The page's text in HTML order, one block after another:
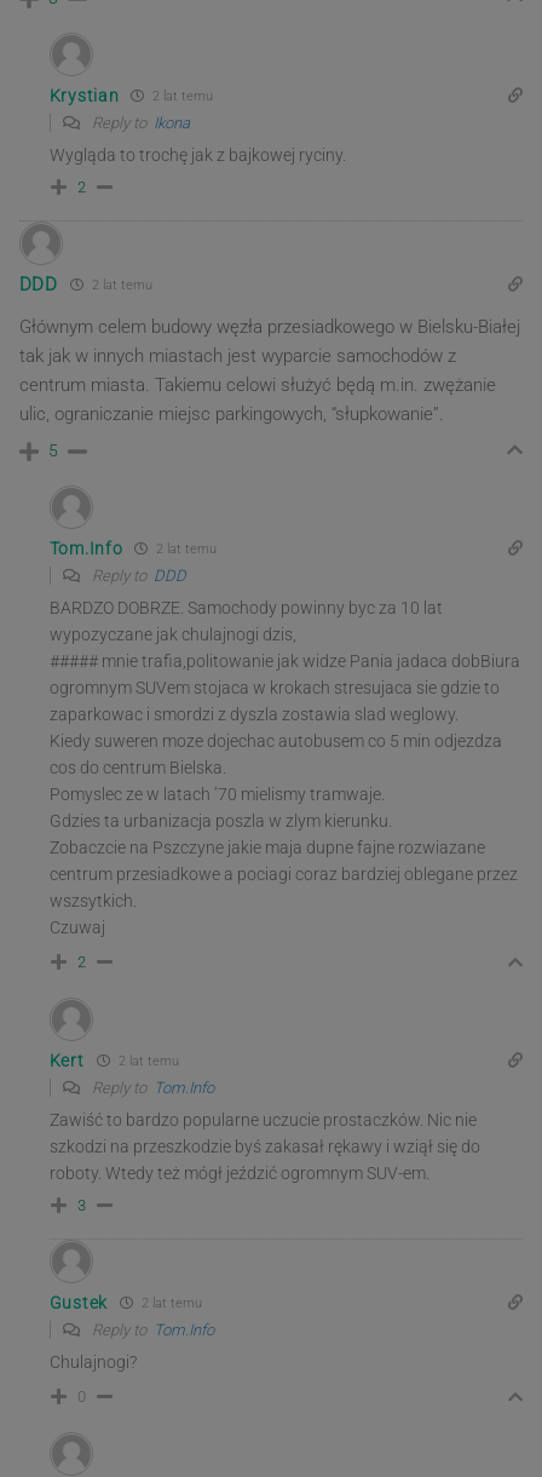
Krystian 2 lat temu
Reply to Ikona
Wygląda to trochę jak z bajkowej ryciny.
2
DDD 2 lat temu
Głównym celem budowy węzła przesiadkowego w Bielsku-Białej
tak jak w innych miastach jest wyparcie samochodów z
centrum miasta. Takiemu celowi służyć będą m.in. zwężanie
ulic, ograniczanie miejsc parkingowych, “słupkowanie”.
5
Tom.Info 2 lat temu
Reply to DDD
BARDZO DOBRZE. Samochody powinny byc za 10 lat
wypozyczane jak chulajnogi dzis,
##### mnie trafia,politowanie jak widze Pania jadaca dobBiura
ogromnym SUVem stojaca w krokach stresujaca sie gdzie to
zaparkowac i smordzi z dyszla zostawia slad weglowy.
Kiedy suweren moze dojechac autobusem co 5 min odjezdza
cos do centrum Bielska.
Pomyslec ze w latach ’70 mielismy tramwaje.
Gdzies ta urbanizacja poszla w zlym kierunku.
Zobaczcie na Pszczyne jakie maja dupne fajne rozwiazane
centrum przesiadkowe a pociagi coraz bardziej oblegane przez
wszsytkich.
Czuwaj
2
Kert 2 lat temu
Reply to Tom.Info
Zawiść to bardzo popularne uczucie prostaczków. Nic nie
szkodzi na przeszkodzie byś zakasał rękawy i wziął się do
roboty. Wtedy też mógł jeździć ogromnym SUV-em.
3
Gustek 2 lat temu
Reply to Tom.Info
Chulajnogi?
0